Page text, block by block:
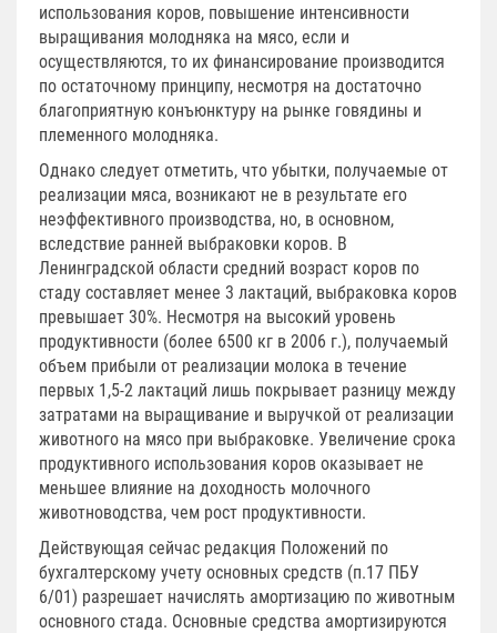
использования коров, повышение интенсивности
выращивания молодняка на мясо, если и
осуществляются, то их финансирование производится
по остаточному принципу, несмотря на достаточно
благоприятную конъюнктуру на рынке говядины и
племенного молодняка.
Однако следует отметить, что убытки, получаемые от
реализации мяса, возникают не в результате его
неэффективного производства, но, в основном,
вследствие ранней выбраковки коров. В
Ленинградской области средний возраст коров по
стаду составляет менее 3 лактаций, выбраковка коров
превышает 30%. Несмотря на высокий уровень
продуктивности (более 6500 кг в 2006 г.), получаемый
объем прибыли от реализации молока в течение
первых 1,5-2 лактаций лишь покрывает разницу между
затратами на выращивание и выручкой от реализации
животного на мясо при выбраковке. Увеличение срока
продуктивного использования коров оказывает не
меньшее влияние на доходность молочного
животноводства, чем рост продуктивности.
Действующая сейчас редакция Положений по
бухгалтерскому учету основных средств (п.17 ПБУ
6/01) разрешает начислять амортизацию по животным
основного стада. Основные средства амортизируются